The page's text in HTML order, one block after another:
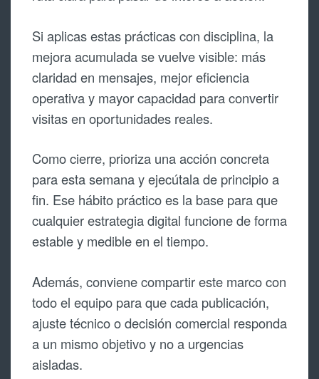
Si aplicas estas prácticas con disciplina, la
mejora acumulada se vuelve visible: más
claridad en mensajes, mejor eficiencia
operativa y mayor capacidad para convertir
visitas en oportunidades reales.
Como cierre, prioriza una acción concreta
para esta semana y ejecútala de principio a
fin. Ese hábito práctico es la base para que
cualquier estrategia digital funcione de forma
estable y medible en el tiempo.
Además, conviene compartir este marco con
todo el equipo para que cada publicación,
ajuste técnico o decisión comercial responda
a un mismo objetivo y no a urgencias
aisladas.